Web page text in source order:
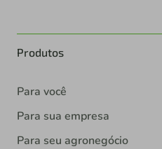
Produtos
Para você
Para sua empresa
Para seu agronegócio